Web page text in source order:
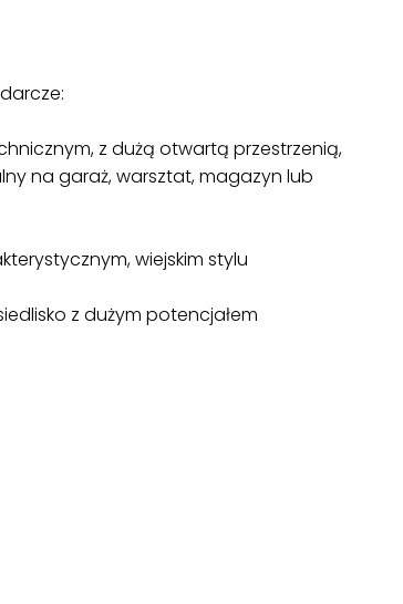
z dużą otwartą przestrzenią,
na garaż, warsztat, magazyn lub
wiejskim stylu
z dużym potencjałem